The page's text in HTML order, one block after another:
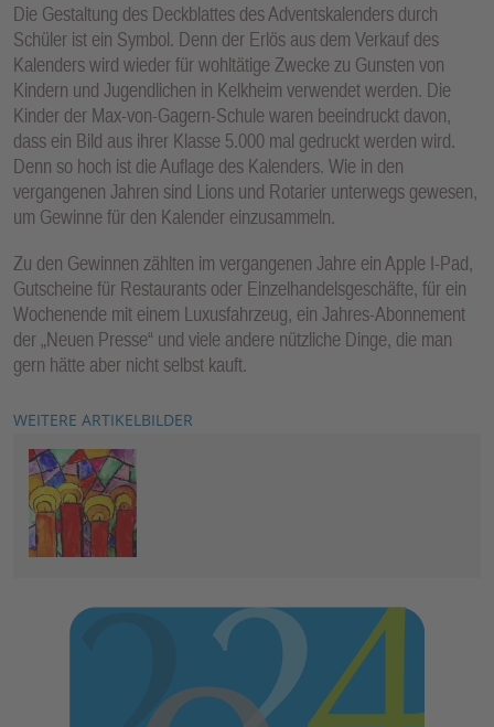
Die Gestaltung des Deckblattes des Adventskalenders durch
Schüler ist ein Symbol. Denn der Erlös aus dem Verkauf des
Kalenders wird wieder für wohltätige Zwecke zu Gunsten von
Kindern und Jugendlichen in Kelkheim verwendet werden. Die
Kinder der Max-von-Gagern-Schule waren beeindruckt davon,
dass ein Bild aus ihrer Klasse 5.000 mal gedruckt werden wird.
Denn so hoch ist die Auflage des Kalenders. Wie in den
vergangenen Jahren sind Lions und Rotarier unterwegs gewesen,
um Gewinne für den Kalender einzusammeln.
Zu den Gewinnen zählten im vergangenen Jahre ein Apple I-Pad,
Gutscheine für Restaurants oder Einzelhandelsgeschäfte, für ein
Wochenende mit einem Luxusfahrzeug, ein Jahres-Abonnement
der „Neuen Presse“ und viele andere nützliche Dinge, die man
gern hätte aber nicht selbst kauft.
WEITERE ARTIKELBILDER